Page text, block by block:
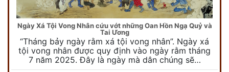
Ngày Xá Tội Vong Nhân cứu vớt những Oan Hồn Ngạ Quỷ và
Tai Ương
“Tháng bảy ngày rằm xá tội vong nhân”. Ngày xá
tội vong nhân được quy định vào ngày rằm tháng
7 năm 2025. Đây là ngày mà dân chúng sẽ…